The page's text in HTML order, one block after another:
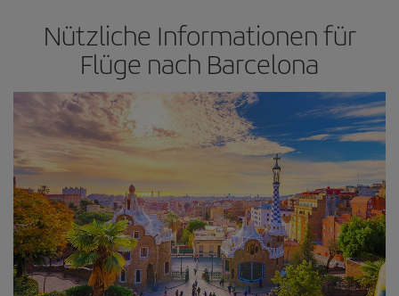
Nützliche Informationen für
Flüge nach Barcelona